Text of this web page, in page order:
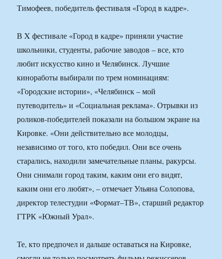
Тимофеев, победитель фестиваля «Город в кадре».
В X фестивале «Город в кадре» приняли участие
школьники, студенты, рабочие заводов – все, кто
любит искусство кино и Челябинск. Лучшие
киноработы выбирали по трем номинациям:
«Городские истории», «Челябинск – мой
путеводитель» и «Социальная реклама». Отрывки из
роликов-победителей показали на большом экране на
Кировке. «Они действительно все молодцы,
независимо от того, кто победил. Они все очень
старались, находили замечательные планы, ракурсы.
Они снимали город таким, каким они его видят,
каким они его любят», – отмечает Ульяна Солопова,
директор телестудии «Формат–ТВ», старший редактор
ГТРК «Южный Урал».
Те, кто предпочел и дальше оставаться на Кировке,